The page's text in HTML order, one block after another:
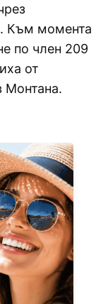
Към момента
по член 209
от
Монтана.